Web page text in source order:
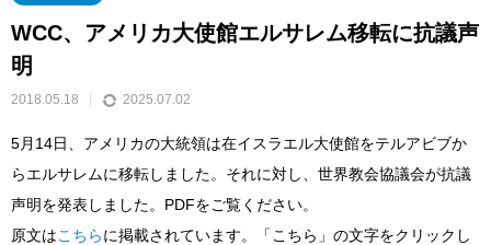
WCC、アメリカ大使館エルサレム移転に抗議声
明
2018.05.18 2025.07.02
5月14日、アメリカの大統領は在イスラエル大使館をテルアビブか
らエルサレムに移転しました。それに対し、世界教会協議会が抗議
声明を発表しました。PDFをご覧ください。
原文はこちらに掲載されています。「こちら」の文字をクリックし